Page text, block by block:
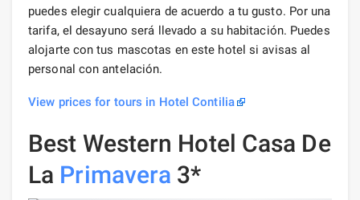
puedes elegir cualquiera de acuerdo a tu gusto. Por una
tarifa, el desayuno será llevado a su habitación. Puedes
alojarte con tus mascotas en este hotel si avisas al
personal con antelación.
View prices for tours in Hotel Contilia
Best Western Hotel Casa De
La Primavera 3*